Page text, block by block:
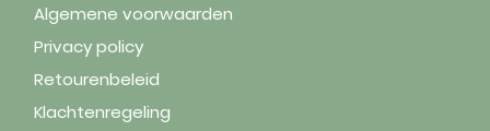
Algemene voorwaarden
Privacy policy
Retourenbeleid
Klachtenregeling